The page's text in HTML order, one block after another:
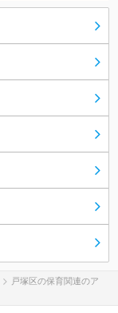
戸塚区の保育関連のア